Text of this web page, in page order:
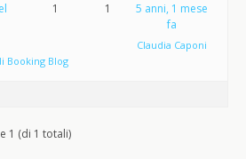
Booking Blog
1 1
5 anni, 1 mese
fa
Claudia Caponi
1 (di 1 totali)